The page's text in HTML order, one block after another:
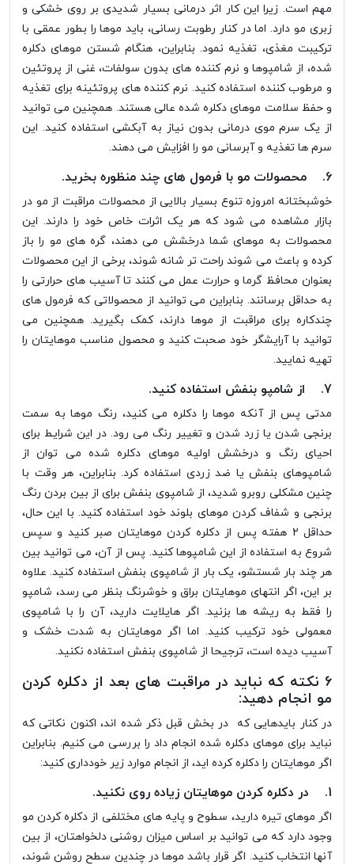
مهم است. زیرا این کار اثر درمانی بسیار شدیدی بر روی خشکی و
زبری مو دارد. اما در کنار رطوبت رسانی، باید موها را بطور عمقی با
ترکیبت مغذی، تغذیه نمود. بنابراین، هنگام شستن موهای دکلره
شده، از شامپوها و نرم کننده های بدون سولفات، غنی از پروتئین
و مرطوب کننده استفاده کنید. نرم کننده های پروتئینه برای تغذیه
و حفظ سلامت موهای دکلره شده عالی هستند. همچنین می توانید
از یک سرم موی درمانی بدون نیاز به آبکشی استفاده کنید. این
سرم ها تغذیه و آبرسانی مو را افزایش می دهند.
6. محصولات مو با فرمول های چند منظوره بخرید.
خوشبختانه امروزه تنوع بسیار بالایی از محصولات مراقبت از مو در
بازار مشاهده می شود که هر یک اثرات خاص خود را دارند. این
محصولات به موهای شما درخشش می دهند، گره های مو را باز
کرده و باعث می شوند راحت تر شانه شوند، برخی از این محصولات
بعنوان محافظ گرما و حرارت عمل می کنند تا آسیب های حرارتی را
به حداقل برسانند. بنابراین می توانید از محصولاتی که فرمول های
چندکاره برای مراقبت از موها دارند، کمک بگیرید. همچنین می
توانید با آرایشگر خود صحبت کنید و محصول مناسب موهایتان را
تهیه نمایید.
7. از شامپو بنفش استفاده کنید.
مدتی پس از آنکه موها را دکلره می کنید، رنگ موها به سمت
برنجی شدن یا زرد شدن و تغییر رنگ می رود. در این شرایط برای
احیای رنگ و درخشش اولیه موهای دکلره شده می توان از
شامپوهای بنفش یا ضد زردی استفاده کرد. بنابراین، هر وقت با
چنین مشکلی روبرو شدید، از شامپوی بنفش برای از بین بردن رنگ
برنجی و شفاف کردن موهای بلوند خود استفاده کنید. با این حال،
حداقل 2 هفته پس از دکلره کردن موهایتان صبر کنید و سپس
شروع به استفاده از این شامپوها کنید. پس از آن، می توانید بین
هر چند بار شستشو، یک بار از شامپوی بنفش استفاده کنید. علاوه
بر این، اگر انتهای موهایتان براق و خوشرنگ بنظر می رسد، شامپو
را فقط به ریشه ها بزنید. اگر هایلایت دارید، آن را با شامپوی
معمولی خود ترکیب کنید. اما اگر موهایتان به شدت خشک و
آسیب دیده است، ترجیحا از شامپوی بنفش استفاده نکنید.
6 نکته که نباید در مراقبت های بعد از دکلره کردن
مو انجام دهید:
در کنار بایدهایی که در بخش قبل ذکر شده اند، اکنون نکاتی که
نباید برای موهای دکلره شده انجام داد را بررسی می کنیم. بنابراین
اگر موهایتان را دکلره کرده اید، از انجام موارد زیر خودداری کنید:
1. در دکلره کردن موهایتان زیاده روی نکنید.
اگر موهای تیره دارید، سطوح و پایه های مختلفی از دکلره کردن مو
وجود دارد که می توانید بر اساس میزان روشنی دلخواهتان، از بین
آنها انتخاب کنید. اگر قرار باشد موها در چندین سطح روشن شوند،